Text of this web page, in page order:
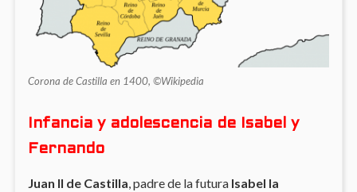
Corona de Castilla en 1400, ©Wikipedia
Infancia y adolescencia de Isabel y
Fernando
Juan II de Castilla, padre de la futura Isabel la